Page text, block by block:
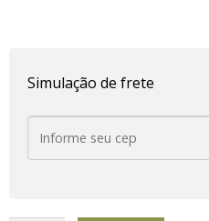
Simulação de frete